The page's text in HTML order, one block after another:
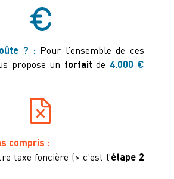
? : Pour l’ensemble de ces
propose un forfait de 4.000 €
compris :
taxe foncière (> c’est l’étape 2